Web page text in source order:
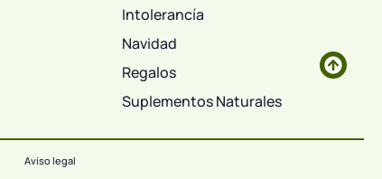
Intolerancía
Navidad
Regalos
Suplementos Naturales
Aviso legal